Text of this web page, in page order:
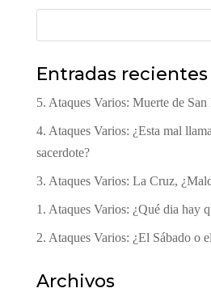
Entradas recientes
5. Ataques Varios: Muerte de
4. Ataques Varios: ¿Esta mal
sacerdote?
3. Ataques Varios: La Cruz,
1. Ataques Varios: ¿Qué dia hay
2. Ataques Varios: ¿El Sábado o
Archivos